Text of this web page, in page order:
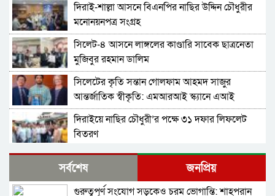
দিরাই-শাল্লা আসনে বিএনপির নাছির উদ্দিন চৌধুরীর
মনোনয়নপত্র সংগ্রহ
সিলেট-৪ আসনে লাঙ্গলের কাণ্ডারি সাবেক ছাত্রনেতা
মুজিবুর রহমান ডালিম
সিলেটের কৃতি সন্তান গোলফাম আহমদ সাজুর
আন্তর্জাতিক স্বীকৃতি: এমআরআই স্ক্যানে এআই
প্রয়োগে পিএইচডি অর্জন
দিরাইয়ে নাছির চৌধুরী’র পক্ষে ৩১ দফার লিফলেট
বিতরণ
কোম্পানীগঞ্জে বিএনপির ‘রাষ্ট্র কাঠামো মেরামত’ ৩১
দফার লিফলেট বিতরণ ও গণসংযোগ
সর্বশেষ জনপ্রিয়
গুরুত্বপূর্ণ সংযোগ সড়কেও চরম ভোগান্তি: শাহপরান